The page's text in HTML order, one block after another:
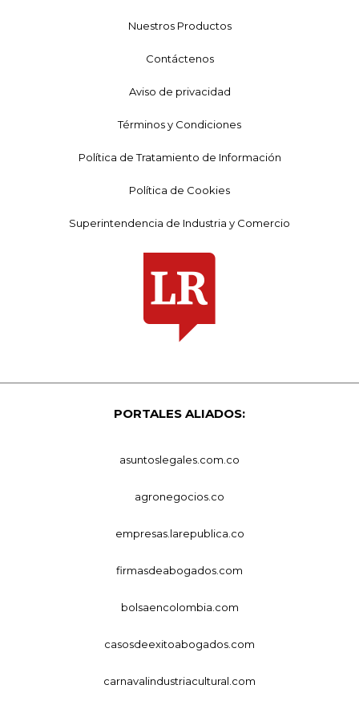
Nuestros Productos
Contáctenos
Aviso de privacidad
Términos y Condiciones
Política de Tratamiento de Información
Política de Cookies
Superintendencia de Industria y Comercio
PORTALES ALIADOS:
asuntoslegales.com.co
agronegocios.co
empresas.larepublica.co
firmasdeabogados.com
bolsaencolombia.com
casosdeexitoabogados.com
carnavalindustriacultural.com